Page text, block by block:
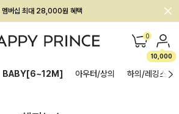
멤버십 최대 28,000원 혜택
0
10,000
BABY[6~12M] 아우터/상의 하의/레깅스